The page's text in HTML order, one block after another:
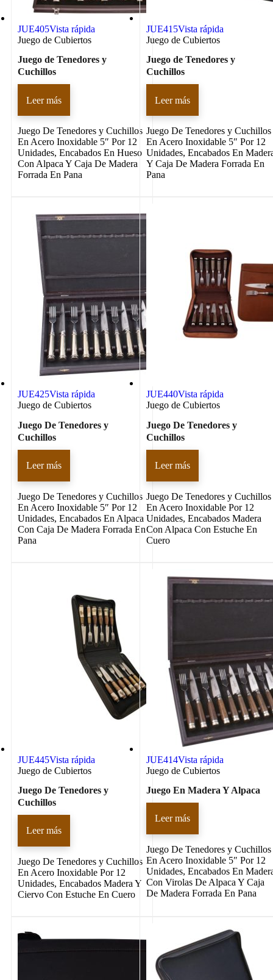
JUE405Vista rápida
Juego de Cubiertos
Juego de Tenedores y
Cuchillos
Leer más
Juego De Tenedores y Cuchillos
En Acero Inoxidable 5″ Por 12
Unidades, Encabados En Hueso
Con Alpaca Y Caja De Madera
Forrada En Pana
JUE415Vista rápida
Juego de Cubiertos
Juego de Tenedores y
Cuchillos
Leer más
Juego De Tenedores y Cuchillos
En Acero Inoxidable 5″ Por 12
Unidades, Encabados En
Y Caja De Madera Forrada En
Pana
JUE425Vista rápida
Juego de Cubiertos
Juego De Tenedores y
Cuchillos
Leer más
Juego De Tenedores y Cuchillos
En Acero Inoxidable 5″ Por 12
Unidades, Encabados En Alpaca
Con Caja De Madera Forrada En
Pana
JUE440Vista rápida
Juego de Cubiertos
Juego De Tenedores y
Cuchillos
Leer más
Juego De Tenedores y Cuchillos
En Acero Inoxidable Por 12
Unidades, Encabados Madera
Con Alpaca Con Estuche En
Cuero
JUE445Vista rápida
Juego de Cubiertos
Juego De Tenedores y
Cuchillos
Leer más
Juego De Tenedores y Cuchillos
En Acero Inoxidable Por 12
Unidades, Encabados Madera Y
Ciervo Con Estuche En Cuero
JUE414Vista rápida
Juego de Cubiertos
Juego En Madera Y Alpaca
Leer más
Juego De Tenedores y Cuchillos
En Acero Inoxidable 5″ Por 12
Unidades, Encabados En
Con Virolas De Alpaca Y Caja
De Madera Forrada En Pana